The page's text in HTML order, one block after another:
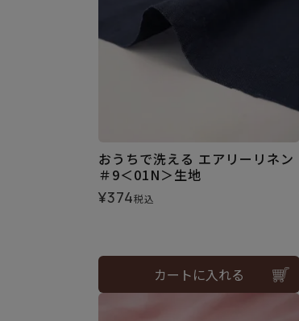
おうちで洗える エアリーリネン
＃9＜01N＞生地
¥374税込
カートに入れる